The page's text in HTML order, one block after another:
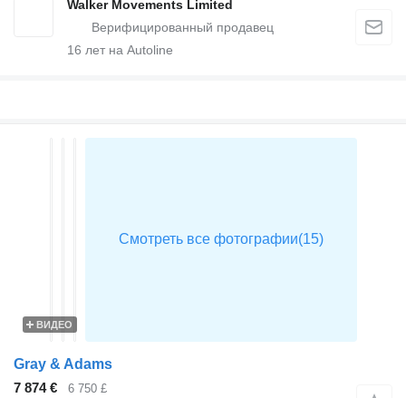
Walker Movements Limited
16 лет на Autoline
ВИДЕО
Gray & Adams
7 874 €
6 750 £